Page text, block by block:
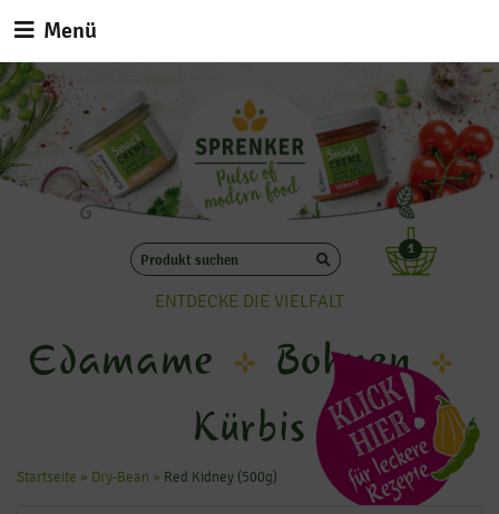
1
ENTDECKE DIE VIELFALT
Edamame
Bohnen
Kürbis
Menü
Startseite » Dry-Bean » Red Kidney (500g)